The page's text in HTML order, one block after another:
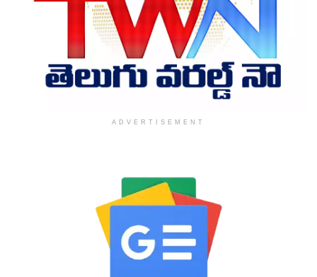
ADVERTISEMENT